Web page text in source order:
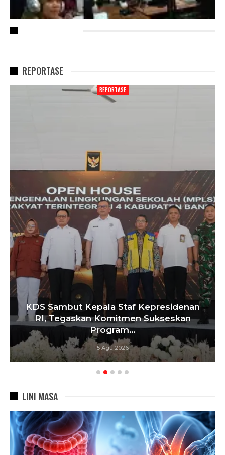
REPORTASE
REPORTASE
KDS Sambut Kepala Staf Kepresidenan
RI, Tegaskan Komitmen Sukseskan
Program…
5 Agu 2026
LINI MASA